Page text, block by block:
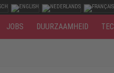
JOBS DUURZAAMHEID